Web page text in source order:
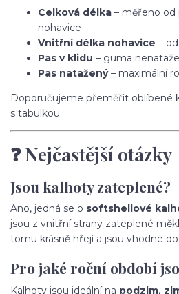
Celková délka – měřeno od
nohavice
Vnitřní délka nohavice –
Pas v klidu – guma
Pas natažený– maximální
Doporučujeme přeměřit oblíbené
s tabulkou.
❓ Nejčastější otázky
Jsou kalhoty zateplené?
Ano, jedná se o softshellové
jsou z vnitřní strany zateplené
tomu krásně hřejí a jsou vhodné
Pro jaké roční období
Kalhoty jsou ideální na podzim,